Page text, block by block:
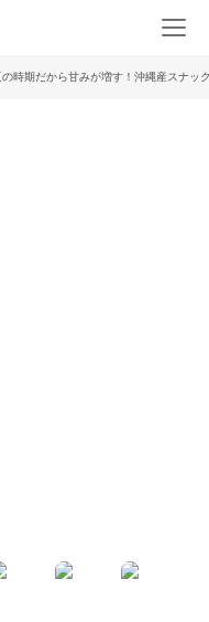
の時期だから甘みが増す！沖縄産スナッ